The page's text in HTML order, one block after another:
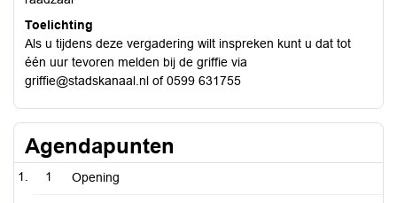
Toelichting
Als u tijdens deze vergadering wilt inspreken kunt u dat tot
één uur tevoren melden bij de griffie via
griffie@stadskanaal.nl of 0599 631755
Agendapunten
1 Opening